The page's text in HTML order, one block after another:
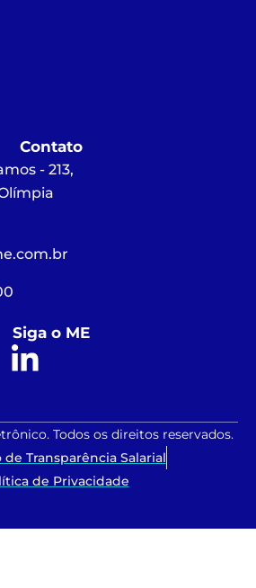
Contato
- 213,
Siga o ME
Todos os direitos reservados.
de Transparência Salarial
de Privacidade